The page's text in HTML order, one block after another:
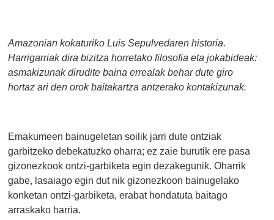
Amazonian kokaturiko Luis Sepulvedaren historia.
Harrigarriak dira bizitza horretako filosofia eta jokabideak:
asmakizunak dirudite baina errealak behar dute giro
hortaz ari den orok baitakartza antzerako kontakizunak.
Emakumeen bainugeletan soilik jarri dute ontziak
garbitzeko debekatuzko oharra; ez zaie burutik ere pasa
gizonezkook ontzi-garbiketa egin dezakegunik. Oharrik
gabe, lasaiago egin dut nik gizonezkoon bainugelako
konketan ontzi-garbiketa, erabat hondatuta baitago
arraskako harria.